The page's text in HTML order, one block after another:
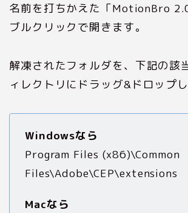
名前を打ちかえた「MotionBro
ブルクリックで開きます。
解凍されたフォルダを、下記の該
ィレクトリにドラッグ&ドロップし
Windowsなら
Program Files (x86)\Common
Files\Adobe\CEP\extensions
Macなら